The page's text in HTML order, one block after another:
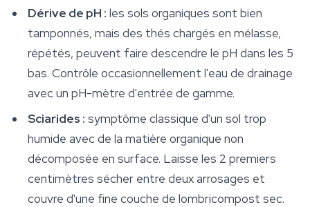
Dérive de pH : les sols organiques sont bien
tamponnés, mais des thés chargés en mélasse,
répétés, peuvent faire descendre le pH dans les 5
bas. Contrôle occasionnellement l'eau de drainage
avec un pH-mètre d'entrée de gamme.
Sciarides : symptôme classique d'un sol trop
humide avec de la matière organique non
décomposée en surface. Laisse les 2 premiers
centimètres sécher entre deux arrosages et
couvre d'une fine couche de lombricompost sec.